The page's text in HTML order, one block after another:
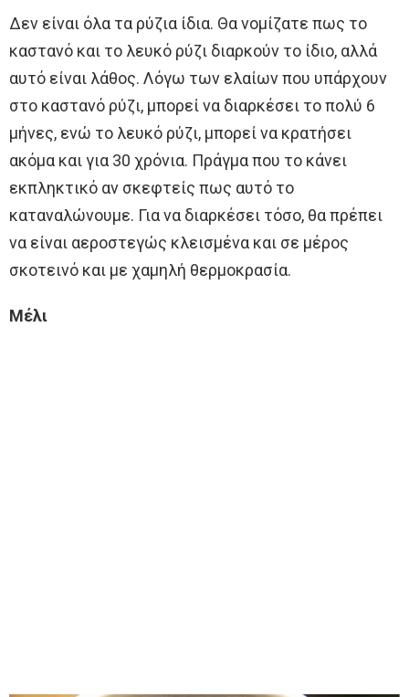
Δεν είναι όλα τα ρύζια ίδια. Θα νομίζατε πως το
καστανό και το λευκό ρύζι διαρκούν το ίδιο, αλλά
αυτό είναι λάθος. Λόγω των ελαίων που υπάρχουν
στο καστανό ρύζι, μπορεί να διαρκέσει το πολύ 6
μήνες, ενώ το λευκό ρύζι, μπορεί να κρατήσει
ακόμα και για 30 χρόνια. Πράγμα που το κάνει
εκπληκτικό αν σκεφτείς πως αυτό το
καταναλώνουμε. Για να διαρκέσει τόσο, θα πρέπει
να είναι αεροστεγώς κλεισμένα και σε μέρος
σκοτεινό και με χαμηλή θερμοκρασία.
Μέλι